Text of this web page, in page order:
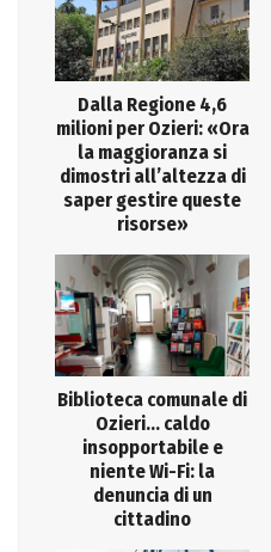
Dalla Regione 4,6
milioni per Ozieri: «Ora
la maggioranza si
dimostri all’altezza di
saper gestire queste
risorse»
Biblioteca comunale di
Ozieri… caldo
insopportabile e
niente Wi-Fi: la
denuncia di un
cittadino